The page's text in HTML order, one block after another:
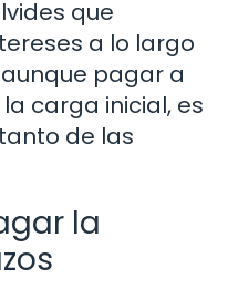
que
a lo largo
pagar a
carga inicial, es
de las
la